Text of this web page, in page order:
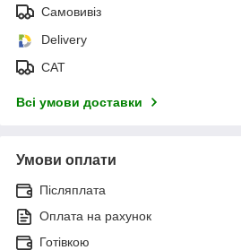
Самовивіз
Delivery
САТ
Всі умови доставки
Умови оплати
Післяплата
Оплата на рахунок
Готівкою